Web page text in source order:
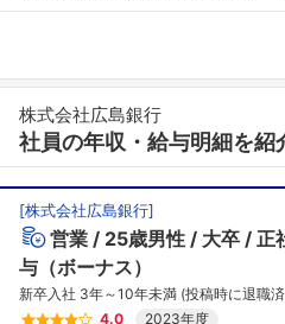
株式会社広島銀行
社員の年収・給与明細を紹
[株式会社広島銀行]
営業 25歳男性 大卒 正
与（ボーナス）
新卒入社 3年～10年未満 (投稿時に退職
4.0
2023年度